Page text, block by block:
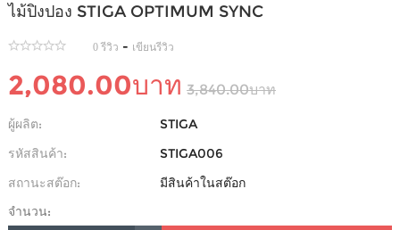
ไม้ปิงปอง STIGA OPTIMUM SYNC
0 รีวิว - เขียนรีวิว
2,080.00บาท 3,840.00บาท
ผู้ผลิต:
STIGA
รหัสสินค้า:
STIGA006
สถานะสต๊อก:
มีสินค้าในสต๊อก
จำนวน: